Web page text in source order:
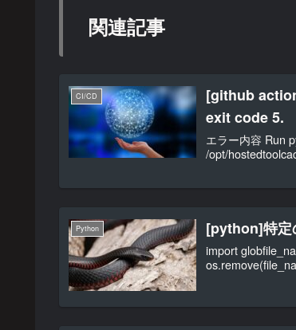
関連記事
CI/CD
[github
exit code 5.
エラー内容 Run
/opt/
Python [python]特定
import